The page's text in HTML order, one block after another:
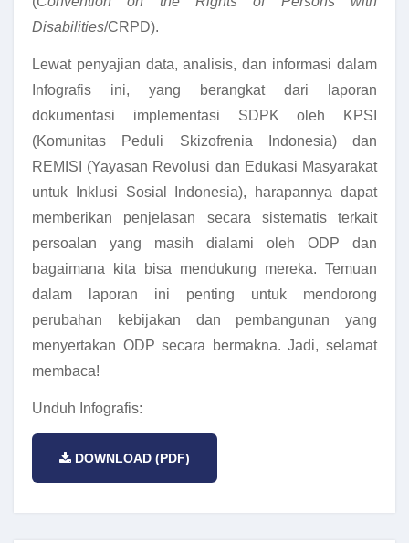
Disabilities/CRPD).
Lewat penyajian data, analisis, dan informasi dalam
Infografis ini, yang berangkat dari laporan
dokumentasi implementasi SDPK oleh KPSI
(Komunitas Peduli Skizofrenia Indonesia) dan
REMISI (Yayasan Revolusi dan Edukasi Masyarakat
untuk Inklusi Sosial Indonesia), harapannya dapat
memberikan penjelasan secara sistematis terkait
persoalan yang masih dialami oleh ODP dan
bagaimana kita bisa mendukung mereka. Temuan
dalam laporan ini penting untuk mendorong
perubahan kebijakan dan pembangunan yang
menyertakan ODP secara bermakna. Jadi, selamat
membaca!
Unduh Infografis:
DOWNLOAD (PDF)